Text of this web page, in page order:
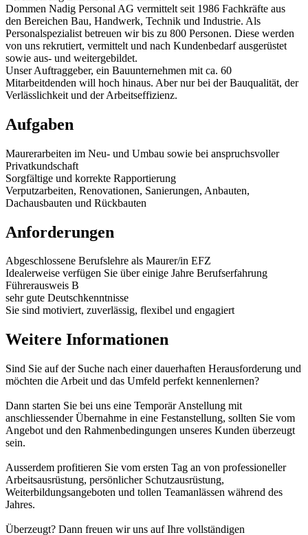
Dommen Nadig Personal AG vermittelt seit 1986 Fachkräfte aus
den Bereichen Bau, Handwerk, Technik und Industrie. Als
Personalspezialist betreuen wir bis zu 800 Personen. Diese werden
von uns rekrutiert, vermittelt und nach Kundenbedarf ausgerüstet
sowie aus- und weitergebildet.
Unser Auftraggeber, ein Bauunternehmen mit ca. 60
Mitarbeitdenden will hoch hinaus. Aber nur bei der Bauqualität, der
Verlässlichkeit und der Arbeitseffizienz.
Aufgaben
Maurerarbeiten im Neu- und Umbau sowie bei anspruchsvoller
Privatkundschaft
Sorgfältige und korrekte Rapportierung
Verputzarbeiten, Renovationen, Sanierungen, Anbauten,
Dachausbauten und Rückbauten
Anforderungen
Abgeschlossene Berufslehre als Maurer/in EFZ
Idealerweise verfügen Sie über einige Jahre Berufserfahrung
Führerausweis B
sehr gute Deutschkenntnisse
Sie sind motiviert, zuverlässig, flexibel und engagiert
Weitere Informationen
Sind Sie auf der Suche nach einer dauerhaften Herausforderung und
möchten die Arbeit und das Umfeld perfekt kennenlernen?
Dann starten Sie bei uns eine Temporär Anstellung mit
anschliessender Übernahme in eine Festanstellung, sollten Sie vom
Angebot und den Rahmenbedingungen unseres Kunden überzeugt
sein.
Ausserdem profitieren Sie vom ersten Tag an von professioneller
Arbeitsausrüstung, persönlicher Schutzausrüstung,
Weiterbildungsangeboten und tollen Teamanlässen während des
Jahres.
Überzeugt? Dann freuen wir uns auf Ihre vollständigen